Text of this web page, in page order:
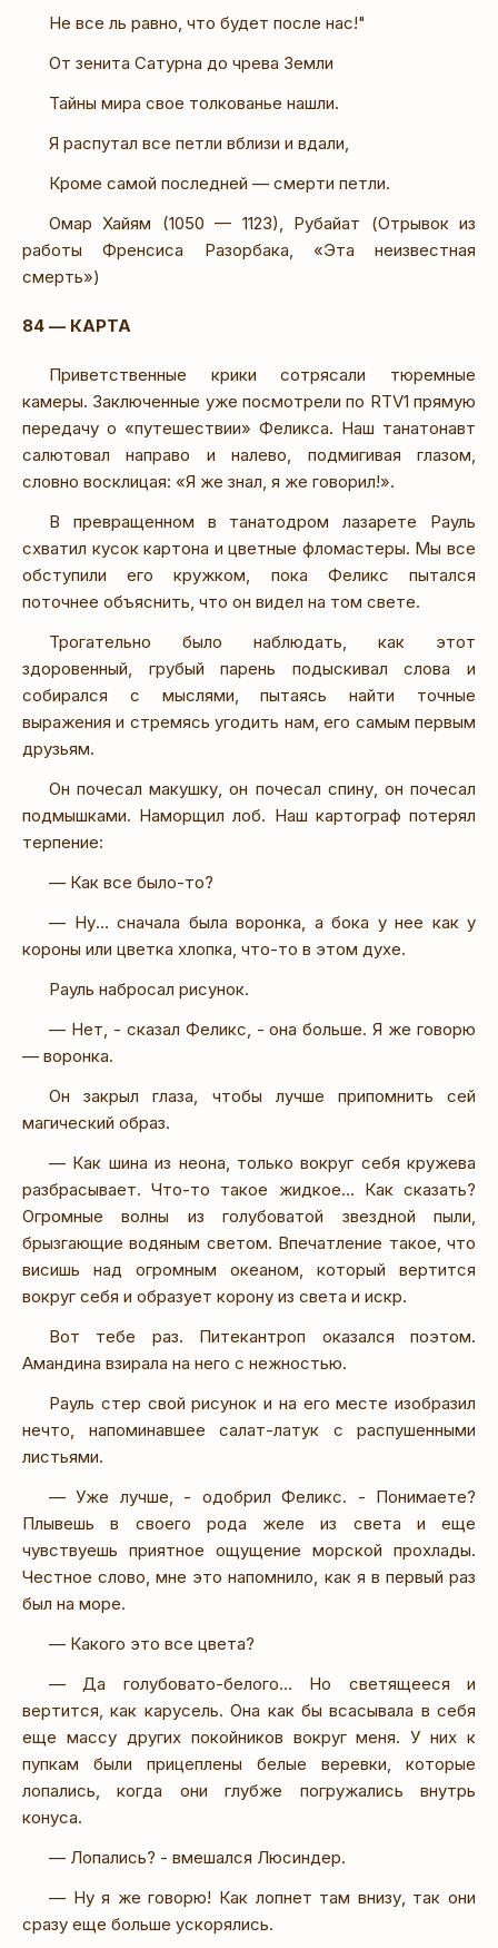
Не все ль равно, что будет после нас!"
От зенита Сатурна до чрева Земли
Тайны мира свое толкованье нашли.
Я распутал все петли вблизи и вдали,
Кроме самой последней — смерти петли.
Омар Хайям (1050 — 1123), Рубайат (Отрывок из
работы Френсиса Разорбака, «Эта неизвестная
смерть»)
84 — КАРТА
Приветственные крики сотрясали тюремные
камеры. Заключенные уже посмотрели по RTV1 прямую
передачу о «путешествии» Феликса. Наш танатонавт
салютовал направо и налево, подмигивая глазом,
словно восклицая: «Я же знал, я же говорил!».
В превращенном в танатодром лазарете Рауль
схватил кусок картона и цветные фломастеры. Мы все
обступили его кружком, пока Феликс пытался
поточнее объяснить, что он видел на том свете.
Трогательно было наблюдать, как этот
здоровенный, грубый парень подыскивал слова и
собирался с мыслями, пытаясь найти точные
выражения и стремясь угодить нам, его самым первым
друзьям.
Он почесал макушку, он почесал спину, он почесал
подмышками. Наморщил лоб. Наш картограф потерял
терпение:
— Как все было-то?
— Ну… сначала была воронка, а бока у нее как у
короны или цветка хлопка, что-то в этом духе.
Рауль набросал рисунок.
— Нет, - сказал Феликс, - она больше. Я же говорю
— воронка.
Он закрыл глаза, чтобы лучше припомнить сей
магический образ.
— Как шина из неона, только вокруг себя кружева
разбрасывает. Что-то такое жидкое… Как сказать?
Огромные волны из голубоватой звездной пыли,
брызгающие водяным светом. Впечатление такое, что
висишь над огромным океаном, который вертится
вокруг себя и образует корону из света и искр.
Вот тебе раз. Питекантроп оказался поэтом.
Амандина взирала на него с нежностью.
Рауль стер свой рисунок и на его месте изобразил
нечто, напоминавшее салат-латук с распушенными
листьями.
— Уже лучше, - одобрил Феликс. - Понимаете?
Плывешь в своего рода желе из света и еще
чувствуешь приятное ощущение морской прохлады.
Честное слово, мне это напомнило, как я в первый раз
был на море.
— Какого это все цвета?
— Да голубовато-белого… Но светящееся и
вертится, как карусель. Она как бы всасывала в себя
еще массу других покойников вокруг меня. У них к
пупкам были прицеплены белые веревки, которые
лопались, когда они глубже погружались внутрь
конуса.
— Лопались? - вмешался Люсиндер.
— Ну я же говорю! Как лопнет там внизу, так они
сразу еще больше ускорялись.